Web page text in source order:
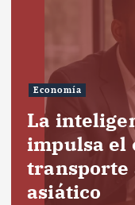
Economía
La
impulsa el
transporte
asiático